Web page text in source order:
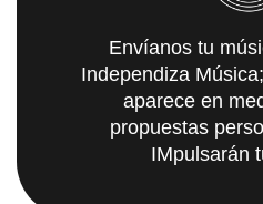
Envíanos tu
Independiza
aparece en
propuestas
IMpulsarán